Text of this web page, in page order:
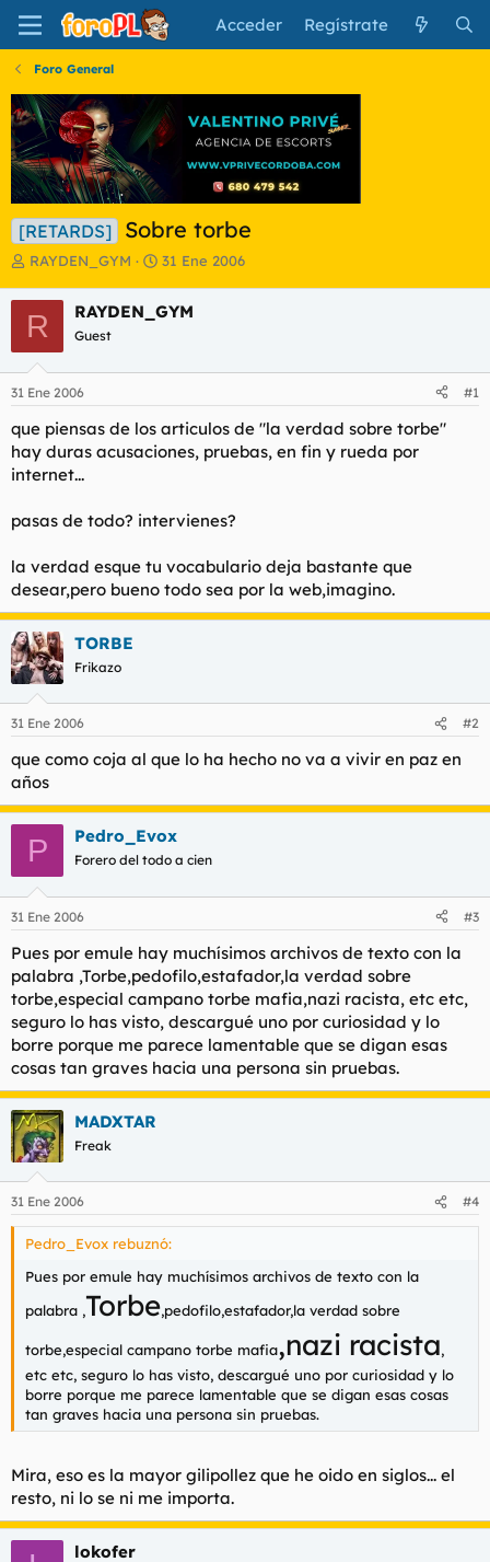
Acceder Regístrate
Foro General
[RETARDS] Sobre torbe
I
i
c
i
a
d
o
d
e
l
e
RAYDEN_GYM
F
h
e
i
c
31 Ene 2006
R RAYDEN_GYM
Guest
31 Ene 2006 #1
que piensas de los articulos de "la verdad sobre torbe"
hay duras acusaciones, pruebas, en fin y rueda por
internet...
pasas de todo? intervienes?
la verdad esque tu vocabulario deja bastante que
desear,pero bueno todo sea por la web,imagino.
TORBE
Frikazo
31 Ene 2006 #2
que como coja al que lo ha hecho no va a vivir en paz en
años
P Pedro_Evox
Forero del todo a cien
31 Ene 2006 #3
Pues por emule hay muchísimos archivos de texto con la
palabra ,Torbe,pedofilo,estafador,la verdad sobre
torbe,especial campano torbe mafia,nazi racista, etc etc,
seguro lo has visto, descargué uno por curiosidad y lo
borre porque me parece lamentable que se digan esas
cosas tan graves hacia una persona sin pruebas.
MADXTAR
Freak
31 Ene 2006 #4
Pedro_Evox rebuznó:
Pues por emule hay muchísimos archivos de texto con la
palabra ,Torbe,pedofilo,estafador,la verdad sobre
torbe,especial campano torbe mafia,nazi racista,
etc etc, seguro lo has visto, descargué uno por curiosidad y lo
borre porque me parece lamentable que se digan esas cosas
tan graves hacia una persona sin pruebas.
Mira, eso es la mayor gilipollez que he oido en siglos... el
resto, ni lo se ni me importa.
lokofer